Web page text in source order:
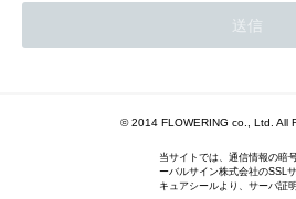
© 2014 FLOWERING co., Ltd. All
当サイトでは、通信情報の暗
ーバルサイン株式会社のSSL
キュアシールより、サーバ証